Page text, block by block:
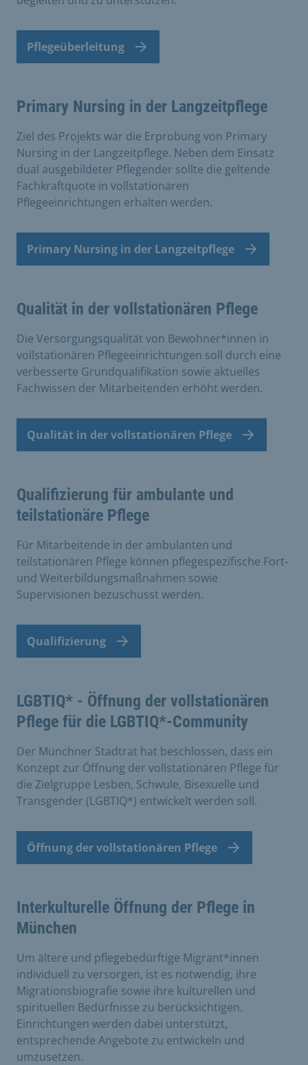
Pflegeüberleitung
Primary Nursing in der Langzeitpflege
Ziel des Projekts war die Erprobung von Primary
Nursing in der Langzeitpflege. Neben dem Einsatz
dual ausgebildeter Pflegender sollte die geltende
Fachkraftquote in vollstationären
Pflegeeinrichtungen erhalten werden.
Primary Nursing in der Langzeitpflege
Qualität in der vollstationären Pflege
Die Versorgungsqualität von Bewohner*innen in
vollstationären Pflegeeinrichtungen soll durch eine
verbesserte Grundqualifikation sowie aktuelles
Fachwissen der Mitarbeitenden erhöht werden.
Qualität in der vollstationären Pflege
Qualifizierung für ambulante und
teilstationäre Pflege
Für Mitarbeitende in der ambulanten und
teilstationären Pflege können pflegespezifische Fort-
und Weiterbildungsmaßnahmen sowie
Supervisionen bezuschusst werden.
Qualifizierung
LGBTIQ* - Öffnung der vollstationären
Pflege für die LGBTIQ*-Community
Der Münchner Stadtrat hat beschlossen, dass ein
Konzept zur Öffnung der vollstationären Pflege für
die Zielgruppe Lesben, Schwule, Bisexuelle und
Transgender (LGBTIQ*) entwickelt werden soll.
Öffnung der vollstationären Pflege
Interkulturelle Öffnung der Pflege in
München
Um ältere und pflegebedürftige Migrant*innen
individuell zu versorgen, ist es notwen­dig, ihre
Migrationsbiografie sowie ihre kulturellen und
spirituellen Bedürfnisse zu berücksichtigen.
Einrichtungen werden dabei unterstützt,
entsprechende Angebote zu entwickeln und
umzusetzen.